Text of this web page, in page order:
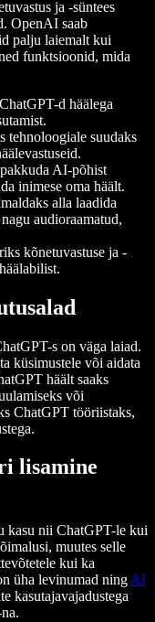
ja -süntees
OpenAI saab
palju laiemalt kui
funktsioonid, mida
d häälega
tehnoloogiale suudaks
AI-põhist
inimese oma häält.
alla laadida
audioraamatud,
kõnetuvastuse ja -
s on väga laiad.
küsimustele või aidata
häält saaks
või
ChatGPT tööriistaks,
lisamine
kasu nii ChatGPT-le kui
muutes selle
kui ka
üha levinumad ning AI
kasutajavajadustega